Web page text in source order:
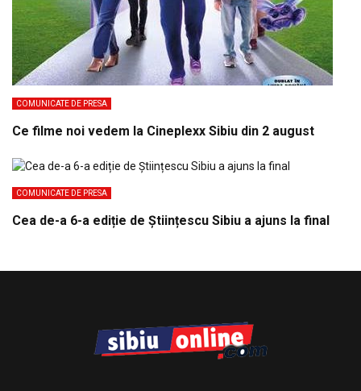
COMUNICATE DE PRESA
Ce filme noi vedem la Cineplexx Sibiu din 2 august
COMUNICATE DE PRESA
Cea de-a 6-a ediție de Științescu Sibiu a ajuns la final